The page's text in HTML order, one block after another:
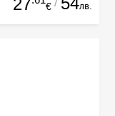
€ лв.